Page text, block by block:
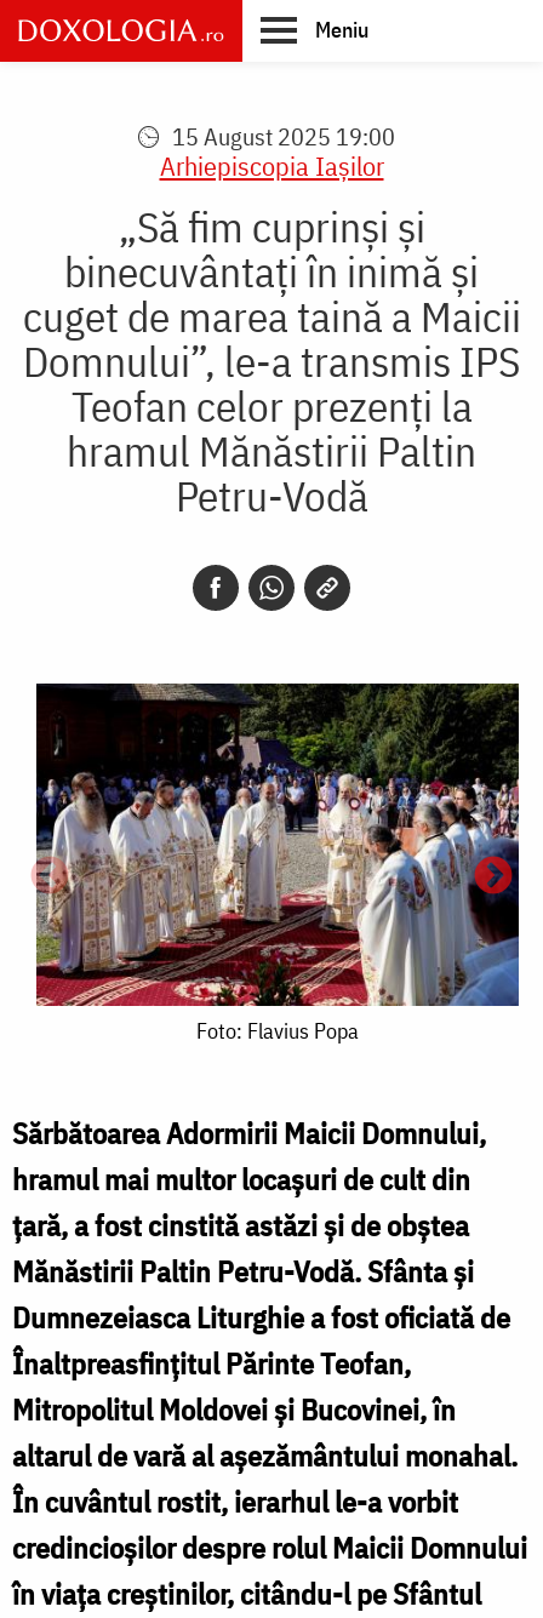
Skip
to
main
Meniu
15 August 2025 19:00
Arhiepiscopia Iaşilor
„Să fim cuprinși și
binecuvântați în inimă și
cuget de marea taină a Maicii
Domnului”, le-a transmis IPS
Teofan celor prezenți la
hramul Mănăstirii Paltin
Petru-Vodă
Foto: Flavius Popa
Sărbătoarea Adormirii Maicii Domnului,
hramul mai multor locașuri de cult din
țară, a fost cinstită astăzi și de obștea
Mănăstirii Paltin Petru-Vodă. Sfânta și
Dumnezeiasca Liturghie a fost oficiată de
Înaltpreasfințitul Părinte Teofan,
Mitropolitul Moldovei și Bucovinei, în
altarul de vară al așezământului monahal.
În cuvântul rostit, ierarhul le-a vorbit
credincioșilor despre rolul Maicii Domnului
în viața creștinilor, citându-l pe Sfântul